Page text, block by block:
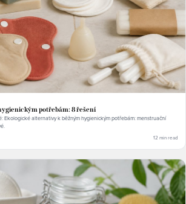
potřebám: 8 řešení
Ekologické alternativy k běžným hygienickým potřebám: menstruační
12 min read